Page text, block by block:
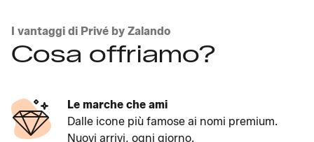
I vantaggi di Privé by Zalando
Cosa offriamo?
Le marche che ami
Dalle icone più famose ai nomi premium.
Nuovi arrivi, ogni giorno.